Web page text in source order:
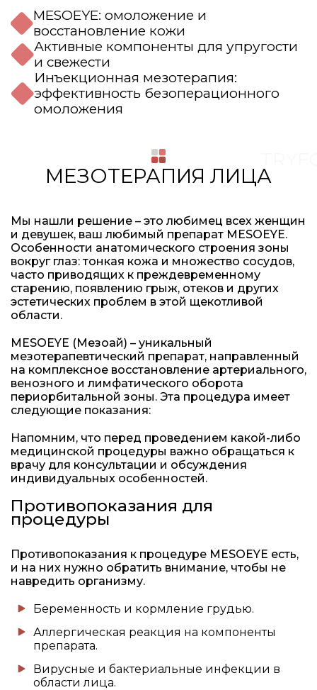
MESOEYE: омоложение и
восстановление кожи
Активные компоненты для упругости
и свежести
Инъекционная мезотерапия:
эффективность безоперационного
омоложения
МЕЗОТЕРАПИЯ ЛИЦА
Мы нашли решение – это любимец всех женщин
и девушек, ваш любимый препарат MESOEYE.
Особенности анатомического строения зоны
вокруг глаз: тонкая кожа и множество сосудов,
часто приводящих к преждевременному
старению, появлению грыж, отеков и других
эстетических проблем в этой щекотливой
области.
MESOEYE (Мезоай) – уникальный
мезотерапевтический препарат, направленный
на комплексное восстановление артериального,
венозного и лимфатического оборота
периорбитальной зоны. Эта процедура имеет
следующие показания:
Напомним, что перед проведением какой-либо
медицинской процедуры важно обращаться к
врачу для консультации и обсуждения
индивидуальных особенностей.
Противопоказания для
процедуры
Противопоказания к процедуре MESOEYE есть,
и на них нужно обратить внимание, чтобы не
навредить организму.
Беременность и кормление грудью.
Аллергическая реакция на компоненты
препарата.
Вирусные и бактериальные инфекции в
области лица.